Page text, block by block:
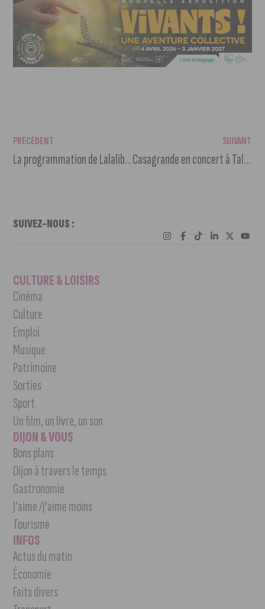
PRÉCÉDENT
La programmation de Lalalib 2024 (concert de rentrée)
SUIVANT
Casagrande en concert à Talant le 29 juin prochain
SUIVEZ-NOUS :
CULTURE & LOISIRS
Cinéma
Culture
Emploi
Musique
Patrimoine
Sorties
Sport
Un film, un livre, un son
DIJON & VOUS
Bons plans
Dijon à travers le temps
Gastronomie
J’aime /J’aime moins
Tourisme
INFOS
Actus du matin
Économie
Faits divers